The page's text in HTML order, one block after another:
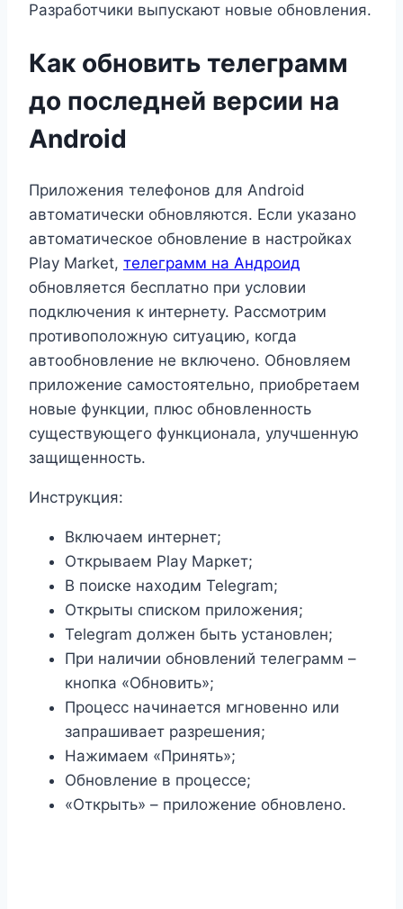
Разработчики выпускают новые обновления.
Как обновить телеграмм
до последней версии на
Android
Приложения телефонов для Android
автоматически обновляются. Если указано
автоматическое обновление в настройках
Play Market, телеграмм на Андроид
обновляется бесплатно при условии
подключения к интернету. Рассмотрим
противоположную ситуацию, когда
автообновление не включено. Обновляем
приложение самостоятельно, приобретаем
новые функции, плюс обновленность
существующего функционала, улучшенную
защищенность.
Инструкция:
Включаем интернет;
Открываем Play Маркет;
В поиске находим Telegram;
Открыты списком приложения;
Telegram должен быть установлен;
При наличии обновлений телеграмм –
кнопка «Обновить»;
Процесс начинается мгновенно или
запрашивает разрешения;
Нажимаем «Принять»;
Обновление в процессе;
«Открыть» – приложение обновлено.